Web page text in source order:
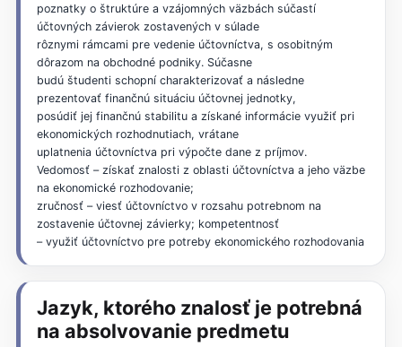
poznatky o štruktúre a vzájomných väzbách súčastí
účtovných závierok zostavených v súlade
rôznymi rámcami pre vedenie účtovníctva, s osobitným
dôrazom na obchodné podniky. Súčasne
budú študenti schopní charakterizovať a následne
prezentovať finančnú situáciu účtovnej jednotky,
posúdiť jej finančnú stabilitu a získané informácie využiť pri
ekonomických rozhodnutiach, vrátane
uplatnenia účtovníctva pri výpočte dane z príjmov.
Vedomosť – získať znalosti z oblasti účtovníctva a jeho väzbe
na ekonomické rozhodovanie;
zručnosť – viesť účtovníctvo v rozsahu potrebnom na
zostavenie účtovnej závierky; kompetentnosť
– využiť účtovníctvo pre potreby ekonomického rozhodovania
Jazyk, ktorého znalosť je potrebná
na absolvovanie predmetu